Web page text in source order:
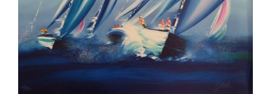
AJOUTER AU PANIER
/
DÉTAILS